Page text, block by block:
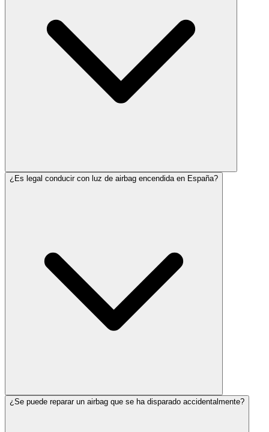
¿Es legal conducir con luz de airbag encendida en España?
¿Se puede reparar un airbag que se ha disparado accidentalmente?